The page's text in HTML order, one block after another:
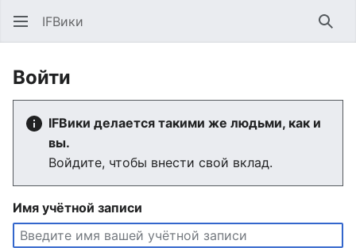
IFВики
Войти
IFВики делается такими же людьми, как и
вы.
Войдите, чтобы внести свой вклад.
Имя учётной записи